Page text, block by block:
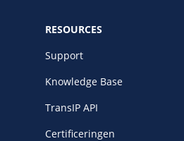
RESOURCES
Support
Knowledge Base
TransIP API
Certificeringen